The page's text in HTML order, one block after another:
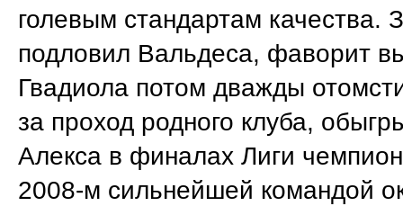
голевым стандартам качества.
подловил Вальдеса, фаворит
Гвадиола потом дважды
за проход родного клуба,
Алекса в финалах Лиги
2008-м сильнейшей командой